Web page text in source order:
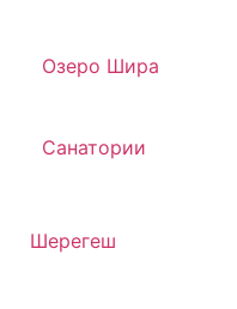
Озеро Шира
Санатории
Шерегеш